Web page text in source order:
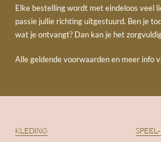
Elke bestelling wordt met eindeloos veel
passie jullie richting uitgestuurd. Ben je
wat je ontvangt? Dan kan je het
Alle geldende voorwaarden en meer info
KLEDING